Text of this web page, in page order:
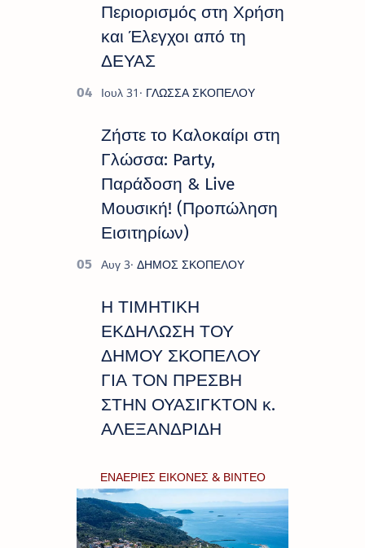
Περιορισμός στη Χρήση
και Έλεγχοι από τη
ΔΕΥΑΣ
Ζήστε το Καλοκαίρι στη
Γλώσσα: Party,
Παράδοση & Live
Μουσική! (Προπώληση
Εισιτηρίων)
Η ΤΙΜΗΤΙΚΗ
ΕΚΔΗΛΩΣΗ ΤΟΥ
ΔΗΜΟΥ ΣΚΟΠΕΛΟΥ
ΓΙΑ ΤΟΝ ΠΡΕΣΒΗ
ΣΤΗΝ ΟΥΑΣΙΓΚΤΟΝ κ.
ΑΛΕΞΑΝΔΡΙΔΗ
ΕΝΑΕΡΙΕΣ ΕΙΚΟΝΕΣ & ΒΙΝΤΕΟ